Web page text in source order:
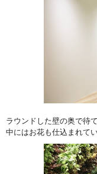
ラウンドした壁の奥で待
中にはお花も仕込まれて